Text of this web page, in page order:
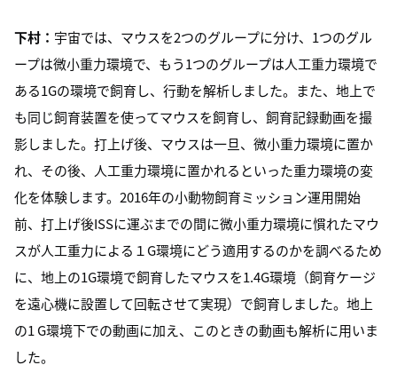
下村： 宇宙では、マウスを2つのグループに分け、1つのグル
ープは微小重力環境で、もう1つのグループは人工重力環境で
ある1Gの環境で飼育し、行動を解析しました。また、地上で
も同じ飼育装置を使ってマウスを飼育し、飼育記録動画を撮
影しました。打上げ後、マウスは一旦、微小重力環境に置か
れ、その後、人工重力環境に置かれるといった重力環境の変
化を体験します。2016年の小動物飼育ミッション運用開始
前、打上げ後ISSに運ぶまでの間に微小重力環境に慣れたマウ
スが人工重力による１G環境にどう適用するのかを調べるため
に、地上の1G環境で飼育したマウスを1.4G環境（飼育ケージ
を遠心機に設置して回転させて実現）で飼育しました。地上
の1 G環境下での動画に加え、このときの動画も解析に用いま
した。